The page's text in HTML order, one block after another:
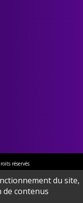
réservés
du site,
de contenus